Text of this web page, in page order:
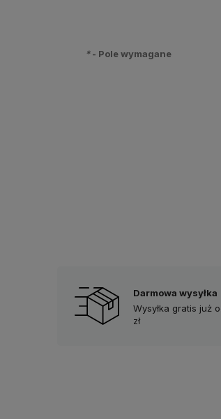
*- Pole wymagane
Darmowa wysyłka
Wysyłka gratis już
zł